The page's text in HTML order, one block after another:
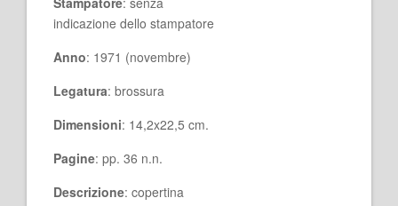
indicazione dello stampatore
Anno: 1971 (novembre)
Legatura: brossura
Dimensioni: 14,2x22,5 cm.
Pagine: pp. 36 n.n.
Descrizione: copertina